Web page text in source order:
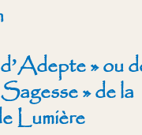
» ou
» de la
Lumière